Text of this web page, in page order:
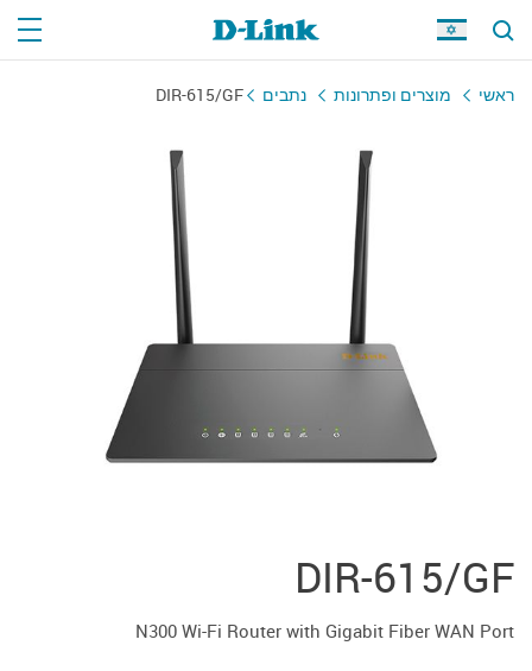
ראשי מוצרים ופתרונות נתבים DIR-615/GF
DIR-615/GF
N300 Wi-Fi Router with Gigabit Fiber WAN Port